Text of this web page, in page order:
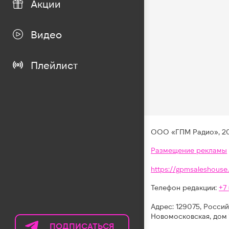
Акции
Видео
Плейлист
ПОДПИСАТЬСЯ
ООО «ГПМ Радио»,
Размещение рекламы
https://
Телефон редакции:+7
Адрес: 129075,
Новомосковская, дом